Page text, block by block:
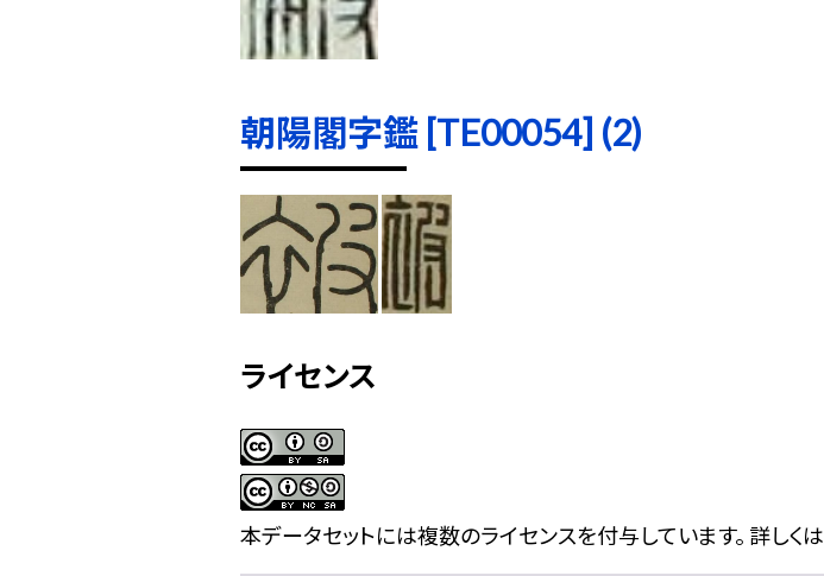
朝陽閣字鑑 [TE00054] (2)
ライセンス
本データセットには複数のライセンスを付与しています。 詳しくは